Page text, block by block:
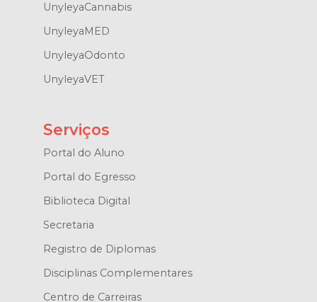
UnyleyaCannabis
UnyleyaMED
UnyleyaOdonto
UnyleyaVET
Serviços
Portal do Aluno
Portal do Egresso
Biblioteca Digital
Secretaria
Registro de Diplomas
Disciplinas Complementares
Centro de Carreiras